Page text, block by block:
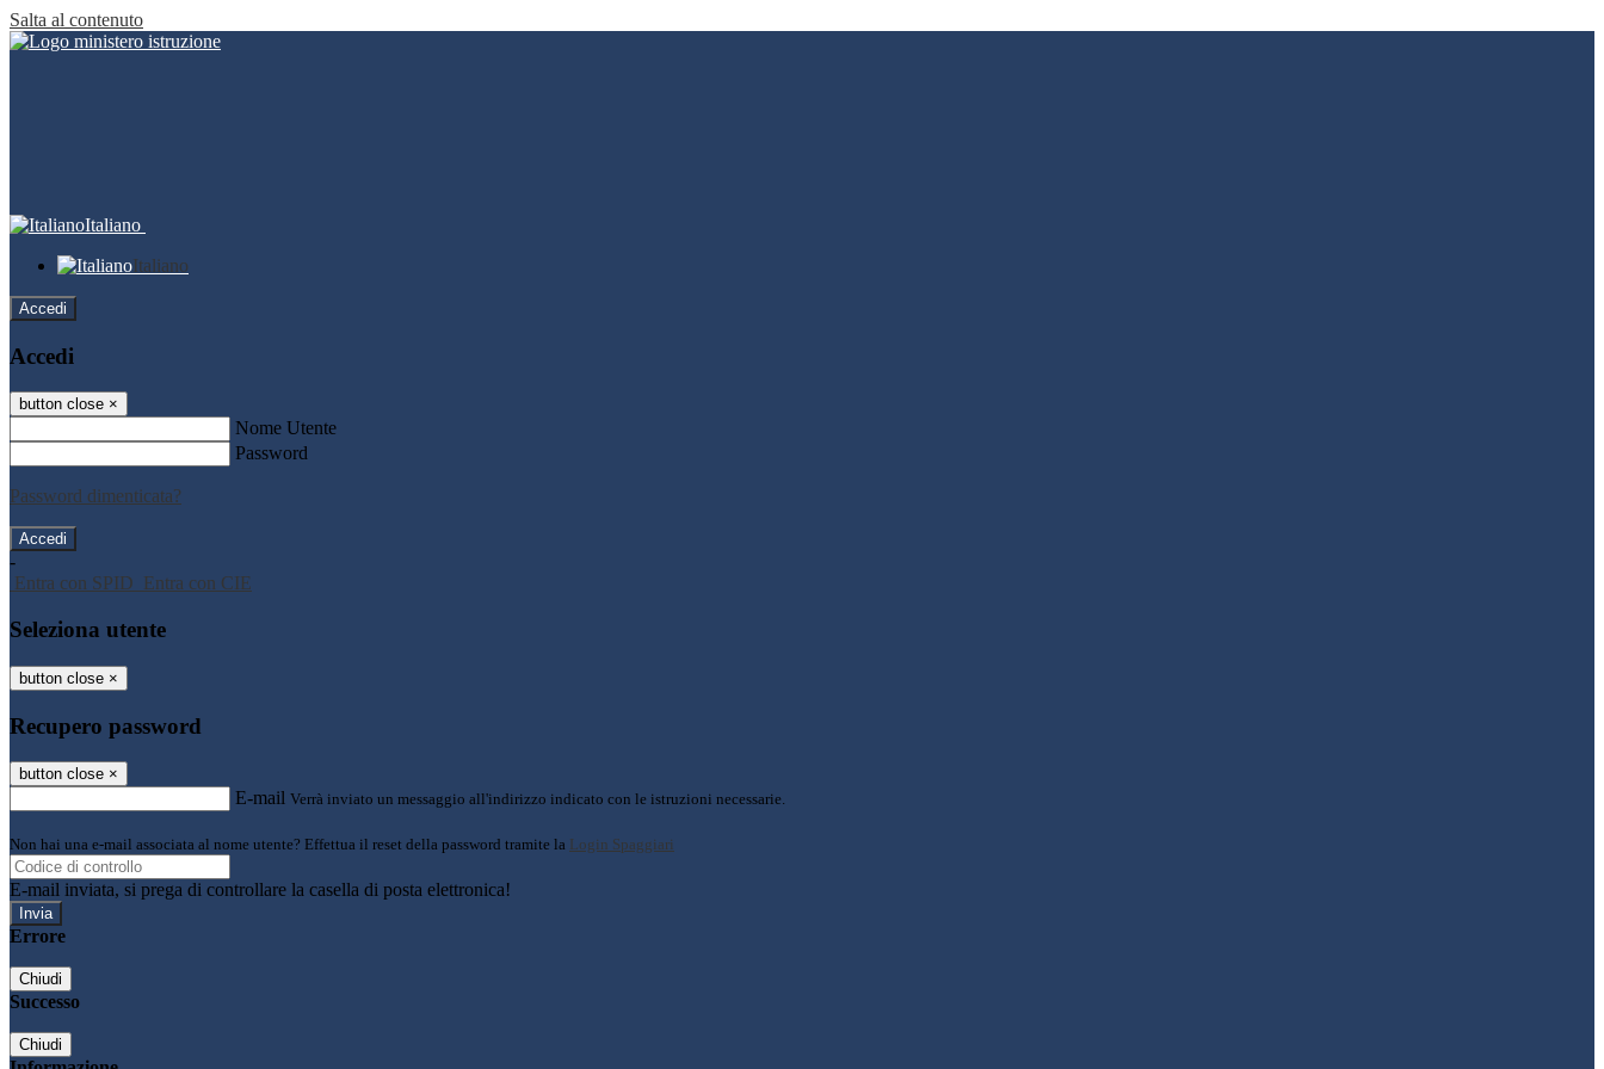
Salta al contenuto
Italiano
Italiano
Accedi
Accedi
button close ×
Nome Utente
Password
Password dimenticata?
-
Entra con SPID Entra con CIE
Seleziona utente
button close ×
Recupero password
button close ×
E-mail Verrà inviato un messaggio all'indirizzo indicato con le istruzioni necessarie.
Non hai una e-mail associata al nome utente? Effettua il reset della password tramite la Login Spaggiari
E-mail inviata, si prega di controllare la casella di posta elettronica!
Errore
Chiudi
Successo
Chiudi